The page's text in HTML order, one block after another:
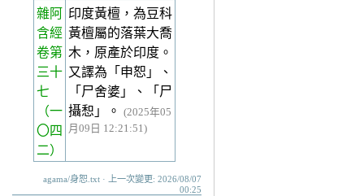
雜阿
含經
卷第
三十
七
（一
〇四
二）
印度黃檀，為豆科
黃檀屬的落葉大喬
木，原產於印度。
又譯為「申恕」、
「尸舍婆」、「尸
攝惒」。
(2025年05
月09日 12:21:51)
agama/身恕.txt · 上一次變更: 2026/08/07
00:25